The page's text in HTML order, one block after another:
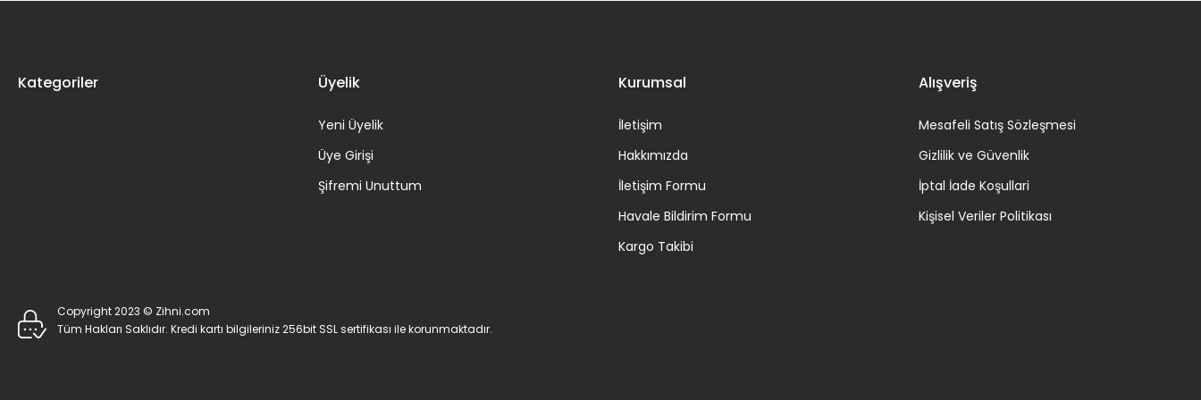
Kategoriler Üyelik
Yeni Üyelik
Üye Girişi
Şifremi Unuttum
Kurumsal
İletişim
Hakkımızda
İletişim Formu
Havale Bildirim Formu
Kargo Takibi
Alışveriş
Mesafeli Satış Sözleşmesi
Gizlilik ve Güvenlik
İptal İade Koşullari
Kişisel Veriler Politikası
Copyright 2023 © Zihni.com
Tüm Hakları Saklıdır. Kredi kartı bilgileriniz 256bit SSL sertifikası ile korunmaktadır.